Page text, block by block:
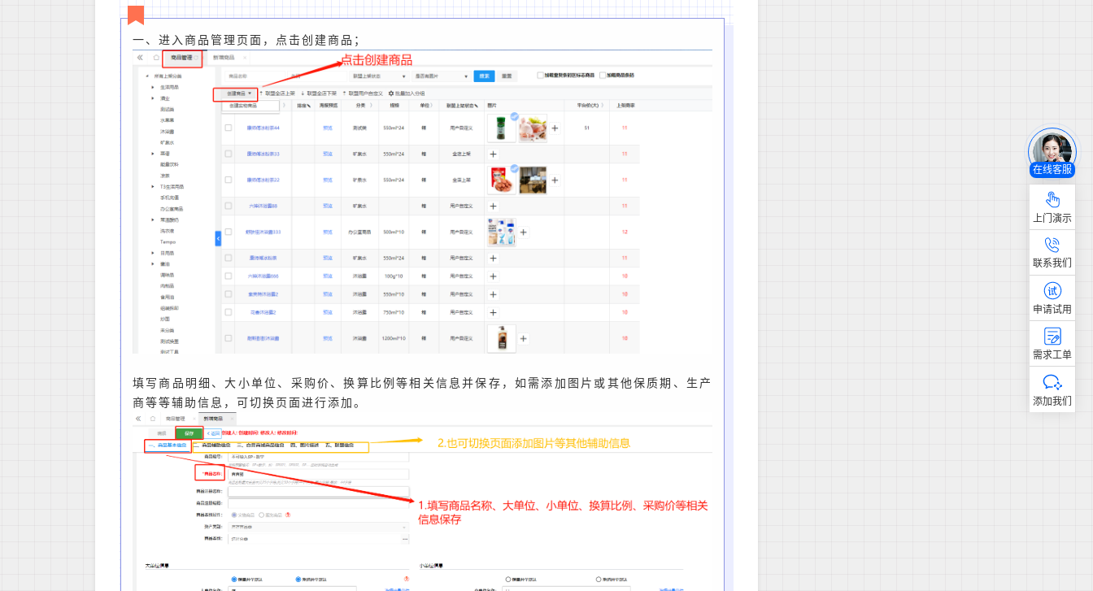
一、进入商品管理页面，点击创建商品；
填写商品明细、大小单位、采购价、换算比例等相关信息并保存，如需添加图片或其他保质期、生产
商等等辅助信息，可切换页面进行添加。
在线客服
上门演示
联系我们
申请试用
需求工单
添加我们